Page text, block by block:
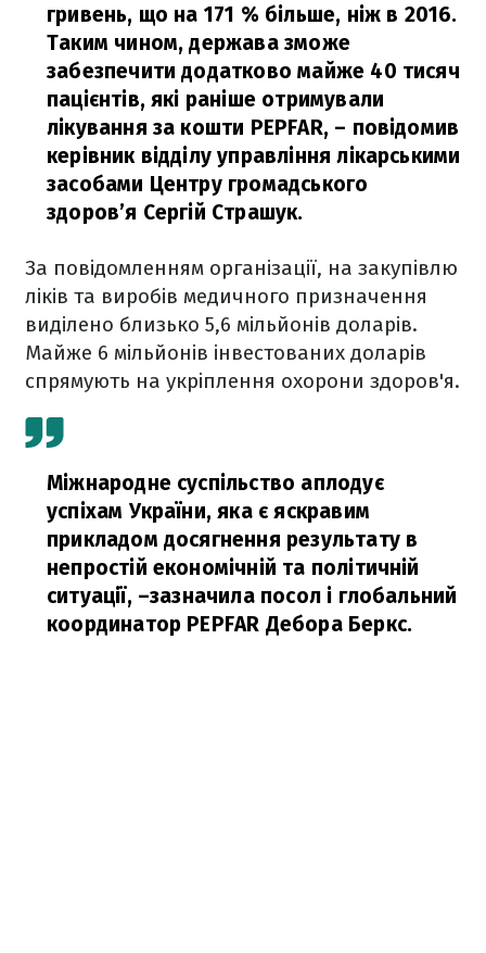
гривень, що на 171 % більше, ніж в 2016.
Таким чином, держава зможе
забезпечити додатково майже 40 тисяч
пацієнтів, які раніше отримували
лікування за кошти PEPFAR, – повідомив
керівник відділу управління лікарськими
засобами Центру громадського
здоров’я Сергій Страшук.
За повідомленням організації, на закупівлю
ліків та виробів медичного призначення
виділено близько 5,6 мільйонів доларів.
Майже 6 мільйонів інвестованих доларів
спрямують на укріплення охорони здоров'я.
Міжнародне суспільство аплодує
успіхам України, яка є яскравим
прикладом досягнення результату в
непростій економічній та політичній
ситуації, –зазначила посол і глобальний
координатор PEPFAR Дебора Беркс.